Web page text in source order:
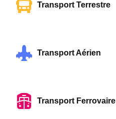
Transport Terrestre
Transport Aérien
Transport Ferrovaire